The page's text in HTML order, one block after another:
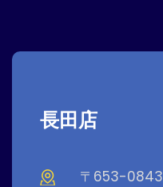
長田店
〒653-0843